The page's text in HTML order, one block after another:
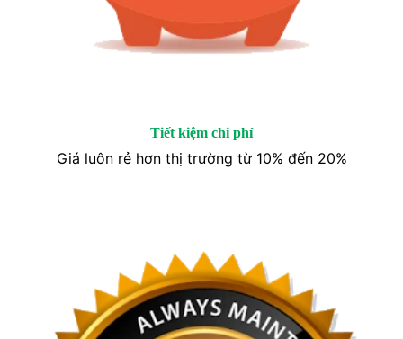
Tiết kiệm chi phí
Giá luôn rẻ hơn thị trường từ 10% đến 20%